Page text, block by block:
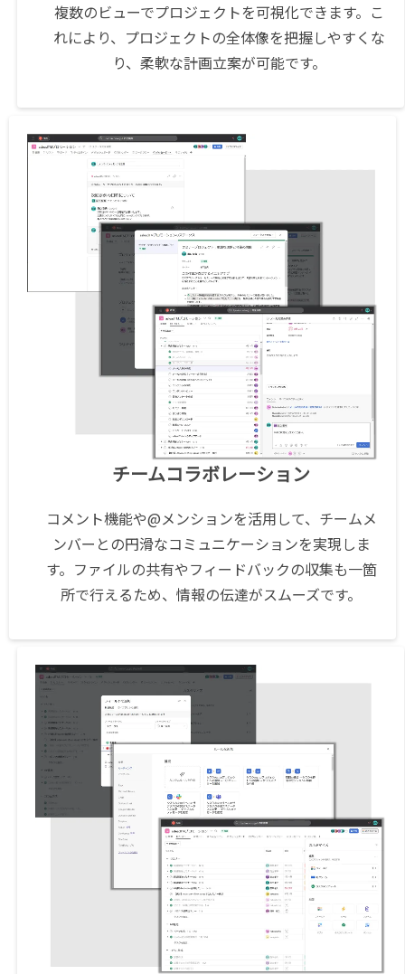
複数のビューでプロジェクトを可視化できます。こ
れにより、プロジェクトの全体像を把握しやすくな
り、柔軟な計画立案が可能です。
チームコラボレーション
コメント機能や@メンションを活用して、チームメ
ンバーとの円滑なコミュニケーションを実現しま
す。ファイルの共有やフィードバックの収集も一箇
所で行えるため、情報の伝達がスムーズです。